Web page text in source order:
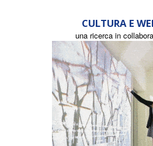
CULTURA E
una ricerca in